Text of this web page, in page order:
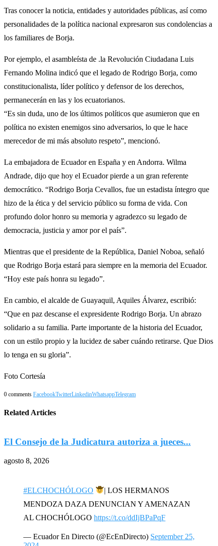
Tras conocer la noticia, entidades y autoridades públicas, así como
personalidades de la política nacional expresaron sus condolencias a
los familiares de Borja.
Por ejemplo, el asambleísta de .la Revolución Ciudadana Luis
Fernando Molina indicó que el legado de Rodrigo Borja, como
constitucionalista, líder político y defensor de los derechos,
permanecerán en las y los ecuatorianos.
“Es sin duda, uno de los últimos políticos que asumieron que en
política no existen enemigos sino adversarios, lo que le hace
merecedor de mi más absoluto respeto”, mencionó.
La embajadora de Ecuador en España y en Andorra. Wilma
Andrade, dijo que hoy el Ecuador pierde a un gran referente
democrático. “Rodrigo Borja Cevallos, fue un estadista íntegro que
hizo de la ética y del servicio público su forma de vida. Con
profundo dolor honro su memoria y agradezco su legado de
democracia, justicia y amor por el país”.
Mientras que el presidente de la República, Daniel Noboa, señaló
que Rodrigo Borja estará para siempre en la memoria del Ecuador.
“Hoy este país honra su legado”.
En cambio, el alcalde de Guayaquil, Aquiles Álvarez, escribió:
“Que en paz descanse el expresidente Rodrigo Borja. Un abrazo
solidario a su familia. Parte importante de la historia del Ecuador,
con un estilo propio y la lucidez de saber cuándo retirarse. Que Dios
lo tenga en su gloria”.
Foto Cortesía
0 comments FacebookTwitterLinkedinWhatsappTelegram
Related Articles
El Consejo de la Judicatura autoriza a jueces...
agosto 8, 2026
#ELCHOCHÓLOGO
| LOS HERMANOS
MENDOZA DAZA DENUNCIAN Y AMENAZAN
AL CHOCHÓLOGO https://t.co/ddIjBPaPqF
— Ecuador En Directo (@EcEnDirecto) September 25,